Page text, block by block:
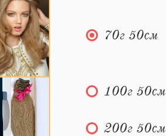
70г 50см
100г 50см
200г 50см